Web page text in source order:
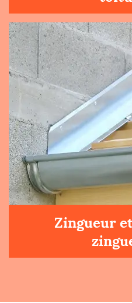
Zingueur